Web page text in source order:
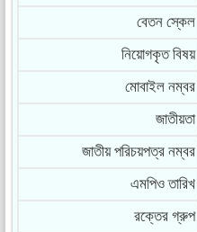
বেতন স্কেল
নিয়োগকৃত বিষয়
মোবাইল নম্বর
জাতীয়তা
জাতীয় পরিচয়পত্র নম্বর
এমপিও তারিখ
রক্তের গ্রুপ